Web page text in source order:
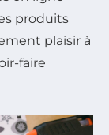
produits
plaisir à
faire